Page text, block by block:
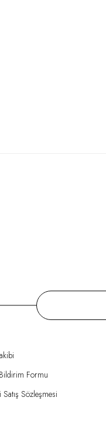
Formu
Sözleşmesi